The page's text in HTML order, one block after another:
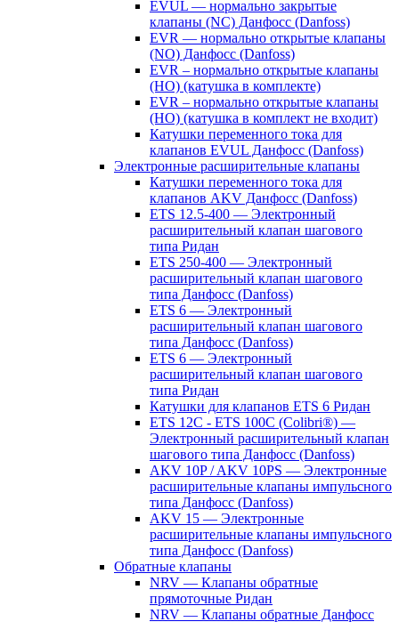
EVUL — нормально закрытые
клапаны (NC) Данфосс (Danfoss)
EVR — нормально открытые клапаны
(NO) Данфосс (Danfoss)
EVR – нормально открытые клапаны
(НО) (катушка в комплекте)
EVR – нормально открытые клапаны
(НО) (катушка в комплект не входит)
Катушки переменного тока для
клапанов EVUL Данфосс (Danfoss)
Электронные расширительные клапаны
Катушки переменного тока для
клапанов AKV Данфосс (Danfoss)
ETS 12.5-400 — Электронный
расширительный клапан шагового
типа Ридан
ETS 250-400 — Электронный
расширительный клапан шагового
типа Данфосс (Danfoss)
ETS 6 — Электронный
расширительный клапан шагового
типа Данфосс (Danfoss)
ETS 6 — Электронный
расширительный клапан шагового
типа Ридан
Катушки для клапанов ETS 6 Ридан
ETS 12C - ETS 100C (Colibri®) —
Электронный расширительный клапан
шагового типа Данфосс (Danfoss)
AKV 10P / AKV 10PS — Электронные
расширительные клапаны импульсного
типа Данфосс (Danfoss)
AKV 15 — Электронные
расширительные клапаны импульсного
типа Данфосс (Danfoss)
Обратные клапаны
NRV — Клапаны обратные
прямоточные Ридан
NRV — Клапаны обратные Данфосс